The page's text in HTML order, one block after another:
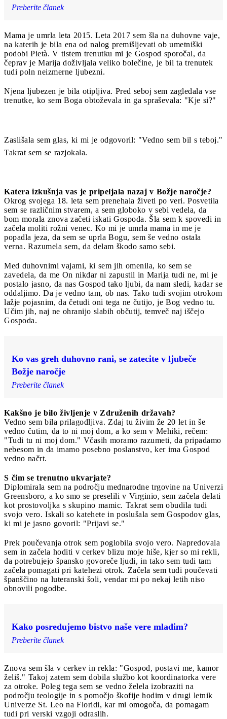
Preberite članek
Mama je umrla leta 2015. Leta 2017 sem šla na duhovne vaje,
na katerih je bila ena od nalog premišljevati ob umetniški
podobi Pietà. V tistem trenutku mi je Gospod sporočal, da
čeprav je Marija doživljala veliko bolečine, je bil ta trenutek
tudi poln neizmerne ljubezni.
Njena ljubezen je bila otipljiva. Pred seboj sem zagledala vse
trenutke, ko sem Boga obtoževala in ga spraševala: "Kje si?"
Zaslišala sem glas, ki mi je odgovoril: "Vedno sem bil s teboj."
Takrat sem se razjokala.
Katera izkušnja vas je pripeljala nazaj v Božje naročje?
Okrog svojega 18. leta sem prenehala živeti po veri. Posvetila
sem se različnim stvarem, a sem globoko v sebi vedela, da
bom morala znova začeti iskati Gospoda. Šla sem k spovedi in
začela moliti rožni venec. Ko mi je umrla mama in me je
popadla jeza, da sem se uprla Bogu, sem še vedno ostala
verna. Razumela sem, da delam škodo samo sebi.
Med duhovnimi vajami, ki sem jih omenila, ko sem se
zavedela, da me On nikdar ni zapustil in Marija tudi ne, mi je
postalo jasno, da nas Gospod tako ljubi, da nam sledi, kadar se
oddaljimo. Da je vedno tam, ob nas. Tako tudi svojim otrokom
lažje pojasnim, da četudi oni tega ne čutijo, je Bog vedno tu.
Učim jih, naj ne ohranijo slabih občutij, temveč naj iščejo
Gospoda.
Ko vas greh duhovno rani, se zatecite v ljubeče
Božje naročje
Preberite članek
Kakšno je bilo življenje v Združenih državah?
Vedno sem bila prilagodljiva. Zdaj tu živim že 20 let in še
vedno čutim, da to ni moj dom, a ko sem v Mehiki, rečem:
"Tudi tu ni moj dom." Včasih moramo razumeti, da pripadamo
nebesom in da imamo posebno poslanstvo, ker ima Gospod
vedno načrt.
S čim se trenutno ukvarjate?
Diplomirala sem na področju mednarodne trgovine na Univerzi
Greensboro, a ko smo se preselili v Virginio, sem začela delati
kot prostovoljka s skupino mamic. Takrat sem obudila tudi
svojo vero. Iskali so katehete in poslušala sem Gospodov glas,
ki mi je jasno govoril: "Prijavi se."
Prek poučevanja otrok sem poglobila svojo vero. Napredovala
sem in začela hoditi v cerkev blizu moje hiše, kjer so mi rekli,
da potrebujejo špansko govoreče ljudi, in tako sem tudi tam
začela pomagati pri katehezi otrok. Začela sem tudi poučevati
španščino na luteranski šoli, vendar mi po nekaj letih niso
obnovili pogodbe.
Kako posredujemo bistvo naše vere mladim?
Preberite članek
Znova sem šla v cerkev in rekla: "Gospod, postavi me, kamor
želiš." Takoj zatem sem dobila službo kot koordinatorka vere
za otroke. Poleg tega sem se vedno želela izobraziti na
področju teologije in s pomočjo škofije hodim v drugi letnik
Univerze St. Leo na Floridi, kar mi omogoča, da pomagam
tudi pri verski vzgoji odraslih.